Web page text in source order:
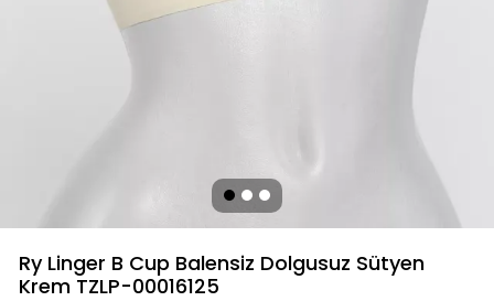
Ry Linger B Cup Balensiz Dolgusuz Sütyen
Krem TZLP-00016125